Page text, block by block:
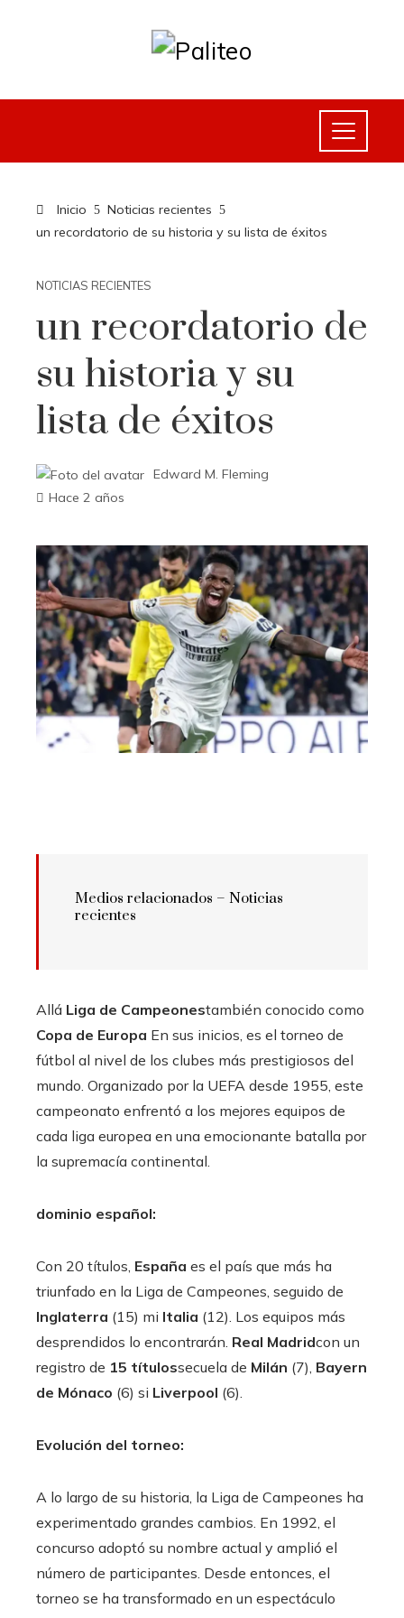
Inicio
Noticias recientes
un recordatorio de su historia y su lista de éxitos
NOTICIAS RECIENTES
un recordatorio de
su historia y su
lista de éxitos
Edward M. Fleming
Hace 2 años
Medios relacionados – Noticias
recientes
Allá Liga de Campeonestambién conocido como
Copa de Europa En sus inicios, es el torneo de
fútbol al nivel de los clubes más prestigiosos del
mundo. Organizado por la UEFA desde 1955, este
campeonato enfrentó a los mejores equipos de
cada liga europea en una emocionante batalla por
la supremacía continental.
dominio español:
Con 20 títulos, España es el país que más ha
triunfado en la Liga de Campeones, seguido de
Inglaterra (15) mi Italia (12). Los equipos más
desprendidos lo encontrarán. Real Madridcon un
registro de 15 títulossecuela de Milán (7), Bayern
de Mónaco (6) si Liverpool (6).
Evolución del torneo:
A lo largo de su historia, la Liga de Campeones ha
experimentado grandes cambios. En 1992, el
concurso adoptó su nombre actual y amplió el
número de participantes. Desde entonces, el
torneo se ha transformado en un espectáculo